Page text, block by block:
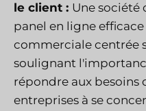
le client : Une société
panel en ligne
commerciale centrée
soulignant
répondre aux besoins
entreprises à se